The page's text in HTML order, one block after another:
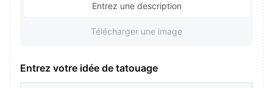
Entrez une description
Télécharger une image
Entrez votre idée de tatouage